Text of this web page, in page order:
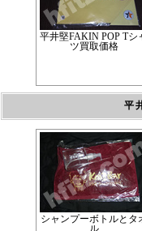
平井堅FAKIN POP Tシ
ツ買取価格
平
シャンプーボトルとタ
ル